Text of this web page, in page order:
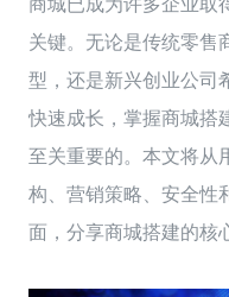
关键。无论是传统零售
型，还是新兴创业公司
快速成长，掌握商城搭
至关重要的。本文将从
构、营销策略、安全性
面，分享商城搭建的核